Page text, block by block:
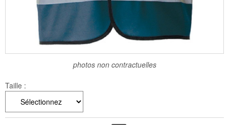
photos non contractuelles
Taille :